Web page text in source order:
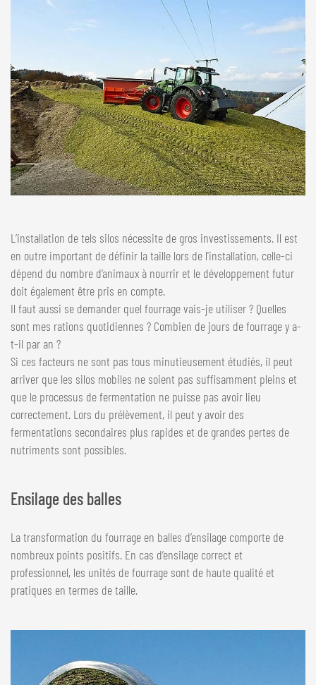
L’installation de tels silos nécessite de gros investissements. Il est
en outre important de définir la taille lors de l'installation, celle-ci
dépend du nombre d’animaux à nourrir et le développement futur
doit également être pris en compte.
Il faut aussi se demander quel fourrage vais-je utiliser ? Quelles
sont mes rations quotidiennes ? Combien de jours de fourrage y a-
t-il par an ?
Si ces facteurs ne sont pas tous minutieusement étudiés, il peut
arriver que les silos mobiles ne soient pas suffisamment pleins et
que le processus de fermentation ne puisse pas avoir lieu
correctement. Lors du prélèvement, il peut y avoir des
fermentations secondaires plus rapides et de grandes pertes de
nutriments sont possibles.
Ensilage des balles
La transformation du fourrage en balles d’ensilage comporte de
nombreux points positifs. En cas d’ensilage correct et
professionnel, les unités de fourrage sont de haute qualité et
pratiques en termes de taille.